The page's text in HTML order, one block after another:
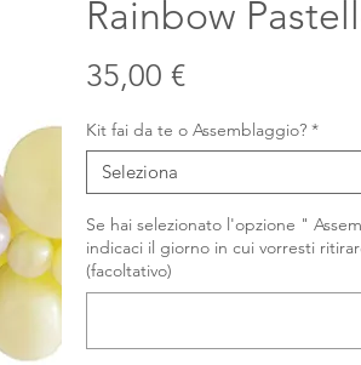
Rainbow
35,00 €Prezzo
Kit fai da te o Assemblaggio? *
Seleziona
Se hai selezionato l'opzione "
indicaci il giorno in cui vorresti
(facoltativo)